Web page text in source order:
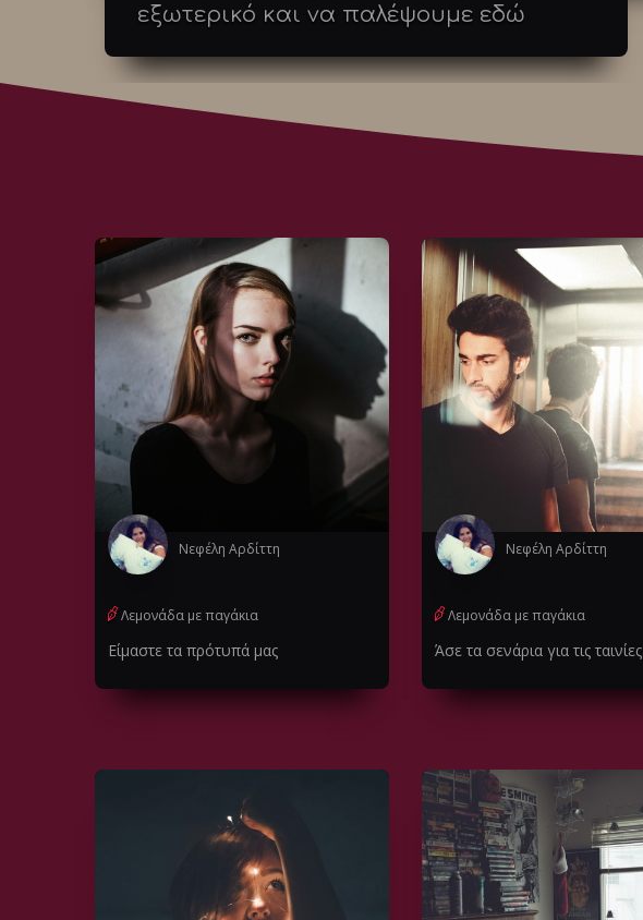
εξωτερικό και να παλέψουμε εδώ
Νεφέλη Αρδίττη
Λεμονάδα με παγάκια
Είμαστε τα πρότυπά μας
Νεφέλη Αρδίττη
Λεμονάδα με παγάκια
Άσε τα σενάρια για τις ταινίες